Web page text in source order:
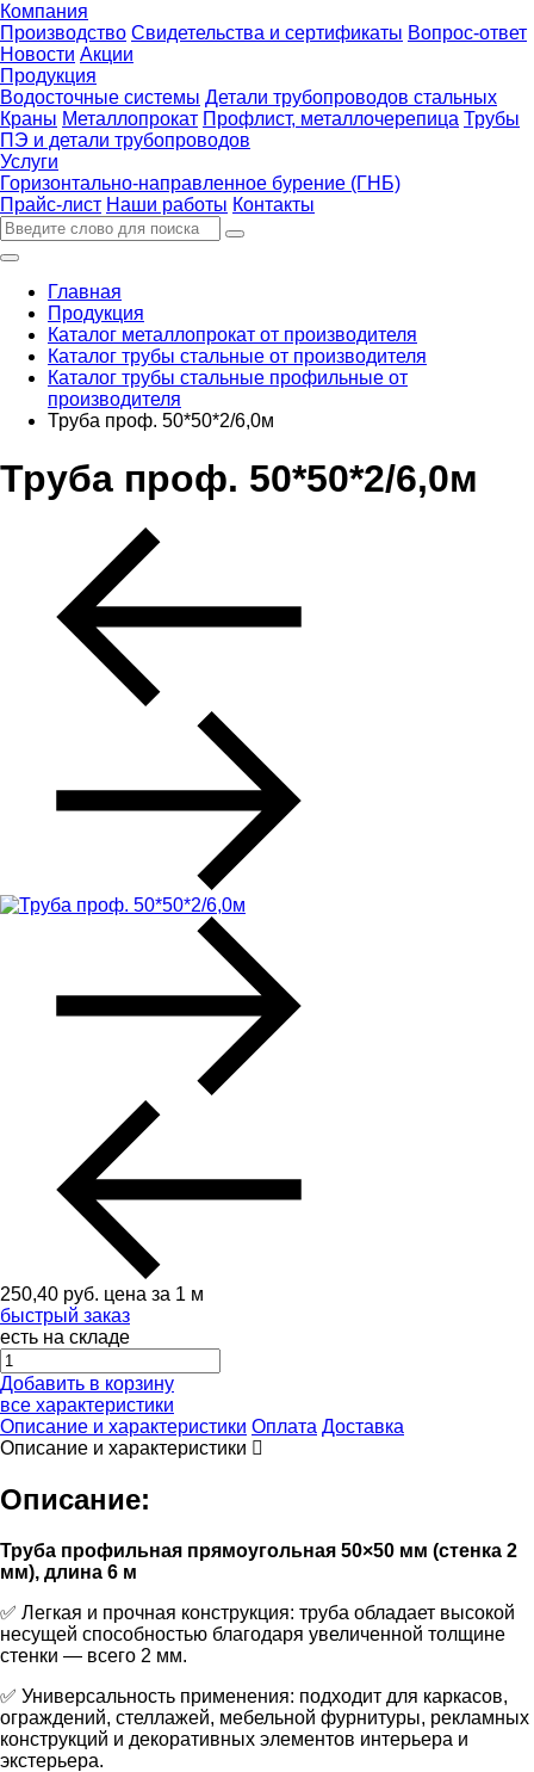
Компания
Производство Свидетельства и сертификаты Вопрос-ответ
Новости Акции
Продукция
Водосточные системы Детали трубопроводов стальных
Краны Металлопрокат Профлист, металлочерепица Трубы
ПЭ и детали трубопроводов
Услуги
Горизонтально-направленное бурение (ГНБ)
Прайс-лист Наши работы Контакты
Главная
Продукция
Каталог металлопрокат от производителя
Каталог трубы стальные от производителя
Каталог трубы стальные профильные от
производителя
Труба проф. 50*50*2/6,0м
Труба проф. 50*50*2/6,0м
250,40 руб. цена за 1 м
быстрый заказ
есть на складе
Добавить в корзину
все характеристики
Описание и характеристики Оплата Доставка
Описание и характеристики
Описание:
Труба профильная прямоугольная 50×50 мм (стенка 2
мм), длина 6 м
✅ Легкая и прочная конструкция: труба обладает высокой
несущей способностью благодаря увеличенной толщине
стенки — всего 2 мм.
✅ Универсальность применения: подходит для каркасов,
ограждений, стеллажей, мебельной фурнитуры, рекламных
конструкций и декоративных элементов интерьера и
экстерьера.